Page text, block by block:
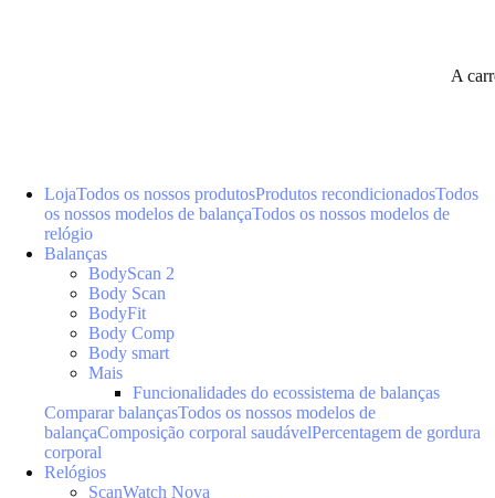
A
LojaTodos os nossos produtosProdutos recondicionadosTodos
os nossos modelos de balançaTodos os nossos modelos de
relógio
Balanças
BodyScan 2
Body Scan
BodyFit
Body Comp
Body smart
Mais
Funcionalidades do ecossistema de balanças
Comparar balançasTodos os nossos modelos de
balançaComposição corporal saudávelPercentagem de gordura
corporal
Relógios
ScanWatch Nova